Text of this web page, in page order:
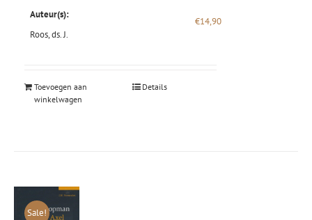
Auteur(s):
Roos, ds. J.
€14,90
Toevoegen aan
winkelwagen
Details
Sale!